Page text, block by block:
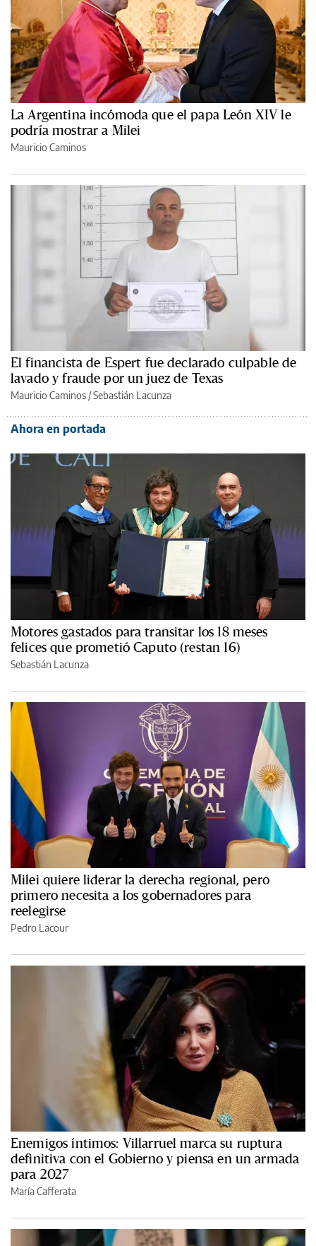
La Argentina incómoda que el papa León XIV le
podría mostrar a Milei
Mauricio Caminos
El financista de Espert fue declarado culpable de
lavado y fraude por un juez de Texas
Mauricio Caminos /Sebastián Lacunza
Ahora en portada
Motores gastados para transitar los 18 meses
felices que prometió Caputo (restan 16)
Sebastián Lacunza
Milei quiere liderar la derecha regional, pero
primero necesita a los gobernadores para
reelegirse
Pedro Lacour
Enemigos íntimos: Villarruel marca su ruptura
definitiva con el Gobierno y piensa en un armada
para 2027
María Cafferata